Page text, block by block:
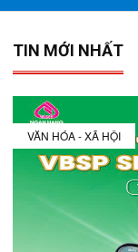
TIN MỚI NHẤT
VĂN HÓA - XÃ HỘI